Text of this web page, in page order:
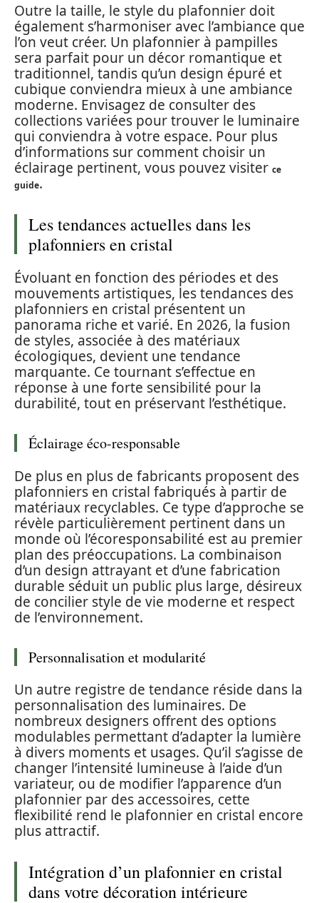
Outre la taille, le style du plafonnier doit
également s’harmoniser avec l’ambiance que
l’on veut créer. Un plafonnier à pampilles
sera parfait pour un décor romantique et
traditionnel, tandis qu’un design épuré et
cubique conviendra mieux à une ambiance
moderne. Envisagez de consulter des
collections variées pour trouver le luminaire
qui conviendra à votre espace. Pour plus
d’informations sur comment choisir un
éclairage pertinent, vous pouvez visiter ce
guide.
Les tendances actuelles dans les
plafonniers en cristal
Évoluant en fonction des périodes et des
mouvements artistiques, les tendances des
plafonniers en cristal présentent un
panorama riche et varié. En 2026, la fusion
de styles, associée à des matériaux
écologiques, devient une tendance
marquante. Ce tournant s’effectue en
réponse à une forte sensibilité pour la
durabilité, tout en préservant l’esthétique.
Éclairage éco-responsable
De plus en plus de fabricants proposent des
plafonniers en cristal fabriqués à partir de
matériaux recyclables. Ce type d’approche se
révèle particulièrement pertinent dans un
monde où l’écoresponsabilité est au premier
plan des préoccupations. La combinaison
d’un design attrayant et d’une fabrication
durable séduit un public plus large, désireux
de concilier style de vie moderne et respect
de l’environnement.
Personnalisation et modularité
Un autre registre de tendance réside dans la
personnalisation des luminaires. De
nombreux designers offrent des options
modulables permettant d’adapter la lumière
à divers moments et usages. Qu’il s’agisse de
changer l’intensité lumineuse à l’aide d’un
variateur, ou de modifier l’apparence d’un
plafonnier par des accessoires, cette
flexibilité rend le plafonnier en cristal encore
plus attractif.
Intégration d’un plafonnier en cristal
dans votre décoration intérieure